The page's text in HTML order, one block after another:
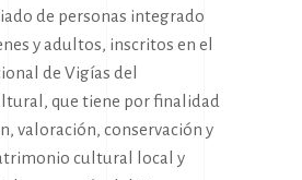
de personas integrado
y adultos, inscritos en el
de Vigías del
que tiene por finalidad
valoración, conservación y
cultural local y